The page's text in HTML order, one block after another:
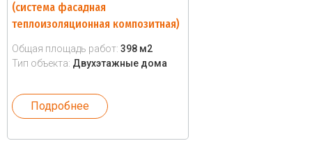
(система фасадная
теплоизоляционная композитная)
Общая площадь работ: 398 м2
Тип объекта: Двухэтажные дома
Подробнее